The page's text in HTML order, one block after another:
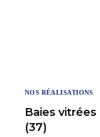
NOS RÉALISATIONS
Baies
(37)